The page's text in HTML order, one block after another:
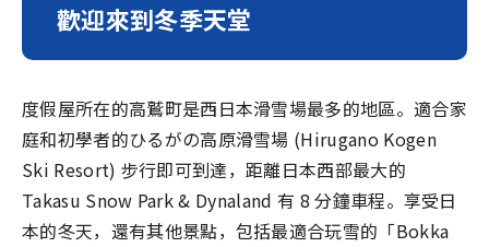
歡迎來到冬季天堂
度假屋所在的高鷲町是西日本滑雪場最多的地區。適合家
庭和初學者的ひるがの高原滑雪場 (Hirugano Kogen
Ski Resort) 步行即可到達，距離日本西部最大的
Takasu Snow Park & Dynaland 有 8 分鐘車程。享受日
本的冬天，還有其他景點，包括最適合玩雪的「Bokka